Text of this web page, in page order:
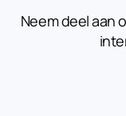
Neem deel aan